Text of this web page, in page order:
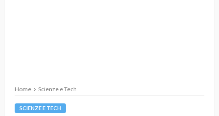
Home Scienze e Tech
SCIENZE E TECH